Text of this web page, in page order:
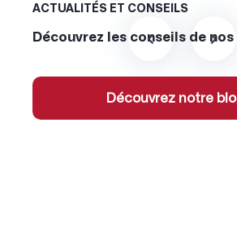
ACTUALITÉS ET CONSEILS
Découvrez les conseils de
Découvrez notre